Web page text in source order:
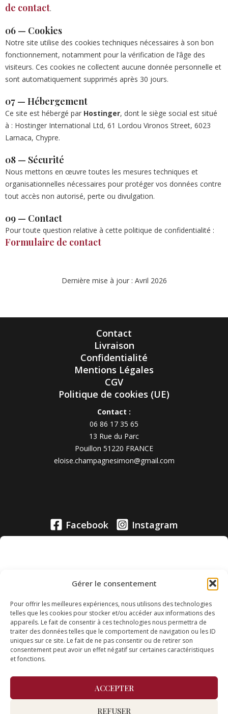
Gérer le consentement
Pour offrir les meilleures expériences, nous utilisons des technologies
telles que les cookies pour stocker et/ou accéder aux informations des
appareils. Le fait de consentir à ces technologies nous permettra de
traiter des données telles que le comportement de navigation ou les ID
uniques sur ce site. Le fait de ne pas consentir ou de retirer son
consentement peut avoir un effet négatif sur certaines caractéristiques
et fonctions.
ACCEPTER
REFUSER
de contact.
06 — Cookies
Notre site utilise des cookies techniques nécessaires à son bon
fonctionnement, notamment pour la vérification de l’âge des
visiteurs. Ces cookies ne collectent aucune donnée personnelle et
sont automatiquement supprimés après 30 jours.
07 — Hébergement
Ce site est hébergé par Hostinger, dont le siège social est situé
à : Hostinger International Ltd, 61 Lordou Vironos Street, 6023
Larnaca, Chypre.
08 — Sécurité
Nous mettons en œuvre toutes les mesures techniques et
organisationnelles nécessaires pour protéger vos données contre
tout accès non autorisé, perte ou divulgation.
09 — Contact
Pour toute question relative à cette politique de confidentialité :
Formulaire de contact
Dernière mise à jour : Avril 2026
Contact
Livraison
Confidentialité
Mentions Légales
CGV
Politique de cookies (UE)
Contact :
06 86 17 35 65
13 Rue du Parc
Pouillon 51220 FRANCE
eloise.champagnesimon@gmail.com
Facebook Instagram
marketing et activer ce contenu